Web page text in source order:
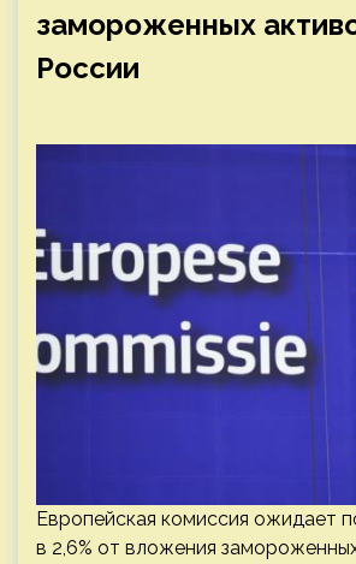
замороженных
России
Европейская комиссия ожидает
в 2,6% от вложения